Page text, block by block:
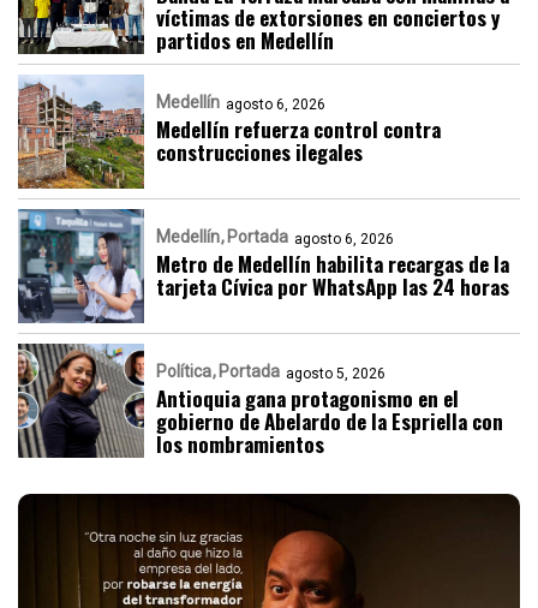
víctimas de extorsiones en conciertos y
partidos en Medellín
Medellín agosto 6, 2026
Medellín refuerza control contra
construcciones ilegales
Medellín Portada agosto 6, 2026
Metro de Medellín habilita recargas de la
tarjeta Cívica por WhatsApp las 24 horas
Política Portada agosto 5, 2026
Antioquia gana protagonismo en el
gobierno de Abelardo de la Espriella con
los nombramientos